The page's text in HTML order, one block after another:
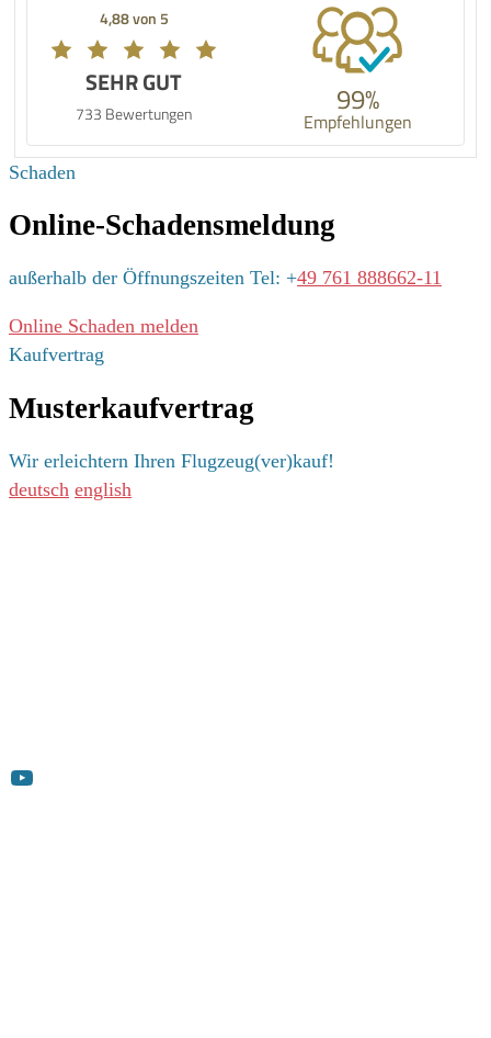
4,88 von 5
SEHR GUT
733 Bewertungen 99%
Empfehlungen
Schaden
Online-Schadensmeldung
außerhalb der Öffnungszeiten Tel: +49 761 888662-11
Online Schaden melden
Kaufvertrag
Musterkaufvertrag
Wir erleichtern Ihren Flugzeug(ver)kauf!
deutsch english
YouTube